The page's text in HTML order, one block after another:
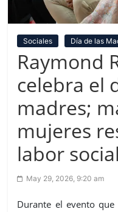
Sociales Día de las
Raymond
celebra el
madres;
mujeres
labor
May 29, 2026, 9:20 am
Durante el evento